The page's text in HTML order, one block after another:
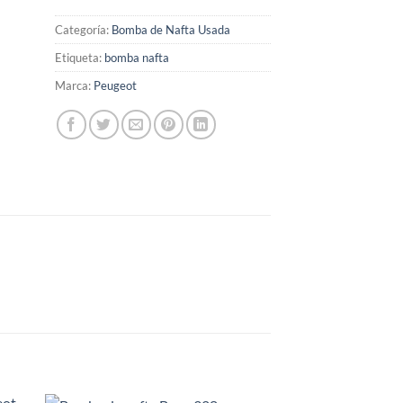
Categoría: Bomba de Nafta Usada
Etiqueta: bomba nafta
Marca: Peugeot